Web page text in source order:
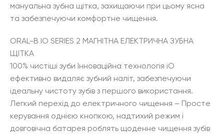
мануальна зубна щітка, захищаючи при цьому ясна
та забезпечуючи комфортне чищення.
ORAL-B IO SERIES 2 МАГНІТНА ЕЛЕКТРИЧНА ЗУБНА
ЩІТКА
100% чистіші зуби Інноваційна технологія iO
ефективно видаляє зубний наліт, забезпечуючи
ідеальну чистоту зубів з першого використання.
Легкий перехід до електричного чищення – Просте
керування однією кнопкою, надтихий режим і
довговічна батарея роблять щоденне чищення зубів